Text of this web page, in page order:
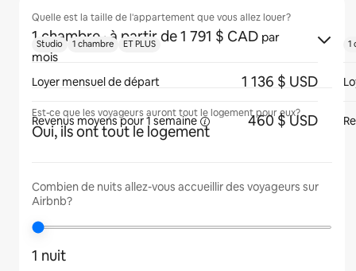
Quelle est la taille de l'appartement que vous allez louer?
1 chambre · à partir de 1 791 $ CAD par
mois
Est-ce que les voyageurs auront tout le logement pour eux?
Oui, ils ont tout le logement
Combien de nuits allez-vous accueillir des voyageurs sur
Airbnb?
1 nuit
Studio 1 chambre ET PLUS
Loyer mensuel de départ 1 136 $ USD
Revenus moyens pour1 semaine 460 $ USD
1